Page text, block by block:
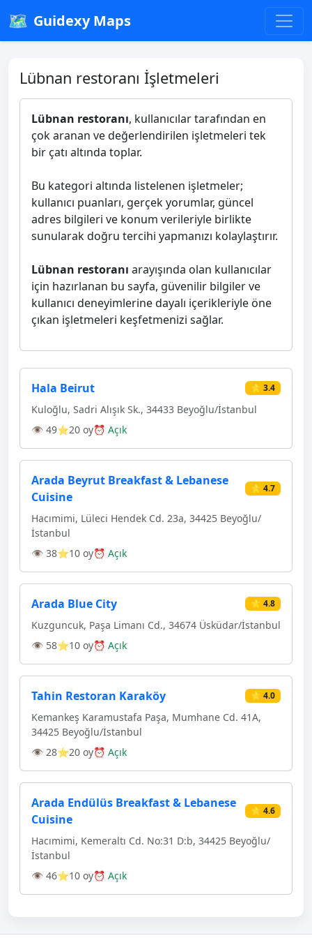
🗺️ Guidexy Maps
Lübnan restoranı İşletmeleri
Lübnan restoranı, kullanıcılar tarafından en
çok aranan ve değerlendirilen işletmeleri tek
bir çatı altında toplar.
Bu kategori altında listelenen işletmeler;
kullanıcı puanları, gerçek yorumlar, güncel
adres bilgileri ve konum verileriyle birlikte
sunularak doğru tercihi yapmanızı kolaylaştırır.
Lübnan restoranı arayışında olan kullanıcılar
için hazırlanan bu sayfa, güvenilir bilgiler ve
kullanıcı deneyimlerine dayalı içerikleriyle öne
çıkan işletmeleri keşfetmenizi sağlar.
Hala Beirut ⭐ 3.4
Kuloğlu, Sadri Alışık Sk., 34433 Beyoğlu/İstanbul
👁 49⭐20 oy⏰ Açık
Arada Beyrut Breakfast & Lebanese
Cuisine
⭐ 4.7
Hacımimi, Lüleci Hendek Cd. 23a, 34425 Beyoğlu/
İstanbul
👁 38⭐10 oy⏰ Açık
Arada Blue City ⭐ 4.8
Kuzguncuk, Paşa Limanı Cd., 34674 Üsküdar/İstanbul
👁 58⭐10 oy⏰ Açık
Tahin Restoran Karaköy ⭐ 4.0
Kemankeş Karamustafa Paşa, Mumhane Cd. 41A,
34425 Beyoğlu/İstanbul
👁 28⭐20 oy⏰ Açık
Arada Endülüs Breakfast & Lebanese
Cuisine
⭐ 4.6
Hacımimi, Kemeraltı Cd. No:31 D:b, 34425 Beyoğlu/
İstanbul
👁 46⭐10 oy⏰ Açık